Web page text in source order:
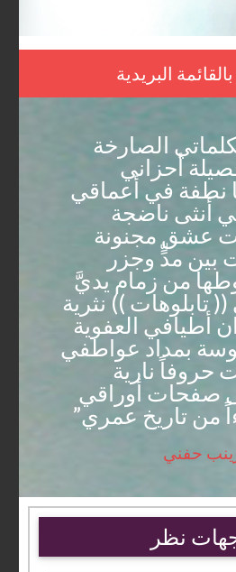
البريدية
الصارخة
أحزاني
نطفة في أعماقي
أنثى ناضجة
عشق مجنونة
بين مدٍّ وجزر
من زمام يديَّ
تابلوهات )) نثرية
أطيافي العفوية
بمداد عواطفي
حروفاً نارية
صفحات أوراقي
من تاريخ عمري”
حفني
نظر